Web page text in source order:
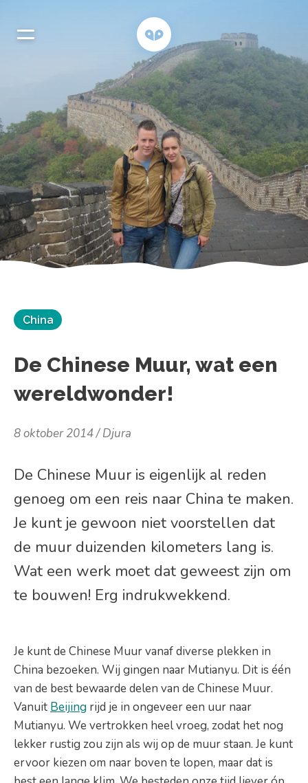
China
De Chinese Muur, wat een
wereldwonder!
8 oktober 2014 Djura
De Chinese Muur is eigenlijk al reden
genoeg om een reis naar China te maken.
Je kunt je gewoon niet voorstellen dat
de muur duizenden kilometers lang is.
Wat een werk moet dat geweest zijn om
te bouwen! Erg indrukwekkend.
Je kunt de Chinese Muur vanaf diverse plekken in
China bezoeken. Wij gingen naar Mutianyu. Dit is één
van de best bewaarde delen van de Chinese Muur.
Vanuit Beijing rijd je in ongeveer een uur naar
Mutianyu. We vertrokken heel vroeg, zodat het nog
lekker rustig zou zijn als wij op de muur staan. Je kunt
ervoor kiezen om naar boven te lopen, maar dat is